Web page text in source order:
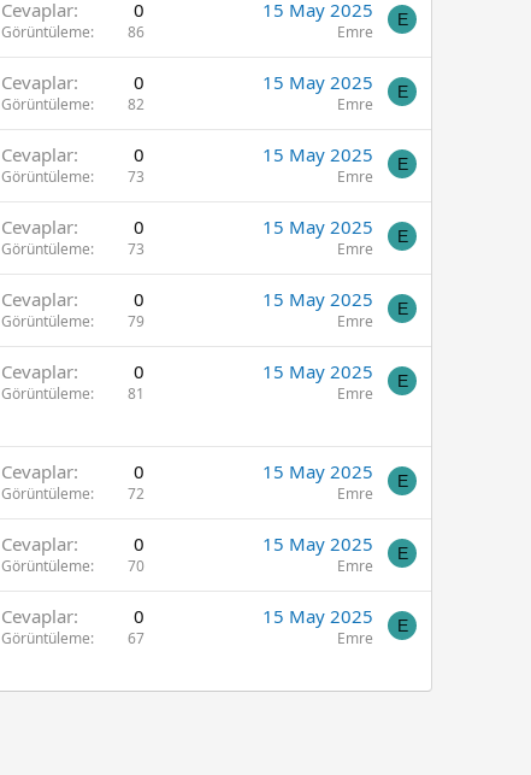
Cevaplar 0
Görüntüleme 86
15 May 2025
Emre
E
Cevaplar 0
Görüntüleme 82
15 May 2025
Emre
E
Cevaplar 0
Görüntüleme 73
15 May 2025
Emre
E
Cevaplar 0
Görüntüleme 73
15 May 2025
Emre
E
Cevaplar 0
Görüntüleme 79
15 May 2025
Emre
E
Cevaplar 0
Görüntüleme 81
15 May 2025
Emre
E
Cevaplar 0
Görüntüleme 72
15 May 2025
Emre
E
Cevaplar 0
Görüntüleme 70
15 May 2025
Emre
E
Cevaplar 0
Görüntüleme 67
15 May 2025
Emre
E